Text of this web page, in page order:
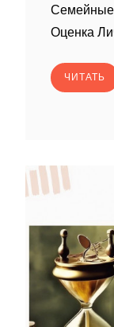
Семейные
Оценка
ЧИТАТЬ